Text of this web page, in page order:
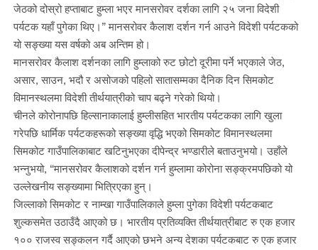
जेठको दोस्रो हप्ताबाट हुम्ला भएर मानसरोवर दर्शका लागि २५ जना विदेशी
पर्यटक यहाँ पुगेका थिए।” मानसरोवर कैलाश दर्शन गर्न आउने विदेशी पर्यटकको
यो सङ्ख्या यस वर्षको अब अन्तिम हो।
मानसरोवर कैलाश दर्शनका लागि हुम्लाको रुट छोटो दूरीमा पर्ने भएकाले जेठ,
असार, साउन, भदौ र असोजको पहिलो सातासम्मका दैनिक दिन सिमकोट
विमानस्थलमा विदेशी तीर्थयात्रीको चाप बढ्ने गरेको थियो।
चीनले कोरोनापछि हिल्सानाकालाई हुम्लीसहित भारतीय पर्यटकका लागि खुला
गरेपछि धार्मिक पर्यटकहरूको सङ्ख्या वृद्धि भएको सिमकोट विमानस्थलमा
सिमकोट गाउँपालिकाबाट खटिनुभएका दीपेन्द्र भण्डारीले बताउनुभयो। उहाँले
भन्नुभयो, “मानसरोवर कैलाशको दर्शन गर्न हुम्लामा कोरोना सङ्क्रमपछिको यो
उल्लेखनीय सङ्ख्यामा भित्रिएका हुन्।
जिल्लाको सिमकोट र नाम्खा गाउँपालिकाले हुम्ला पुगेका विदेशी पर्यटकबाट
शुल्कसमेत उठाउँदै आएको छ। भारतीय प्रतिव्यक्ति तीर्थयात्रीबाट रु एक हजार
१०० राजस्व सङ्कलन गर्दै आएको छभने अन्य देशका पर्यटकबाट रु एक हजार